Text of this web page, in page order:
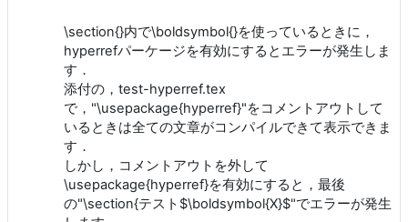
\section{}内で\boldsymbol{}を使っているときに，
hyperrefパーケージを有効にするとエラーが発生しま
す．
添付の，test-hyperref.tex
で，"\usepackage{hyperref}"をコメントアウトして
いるときは全ての文章がコンパイルできて表示できま
す．
しかし，コメントアウトを外して
\usepackage{hyperref}を有効にすると，最後
の"\section{テスト$\boldsymbol{X}$"でエラーが発生